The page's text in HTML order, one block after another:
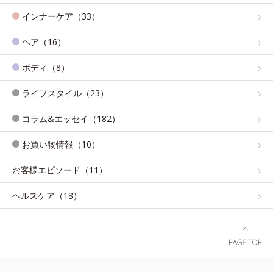
インナーケア（33）
ヘア（16）
ボディ（8）
ライフスタイル（23）
コラム&エッセイ（182）
お買い物情報（10）
お客様エピソード（11）
ヘルスケア（18）